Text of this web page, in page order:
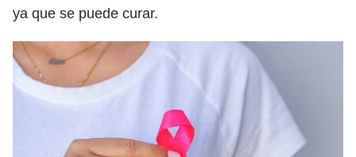
ya que se puede curar.